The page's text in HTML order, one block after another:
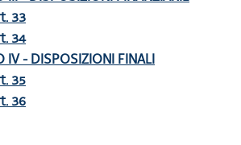
33
34
IV - DISPOSIZIONI FINALI
35
36